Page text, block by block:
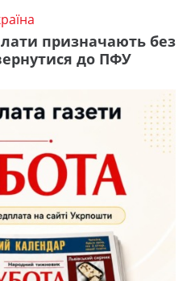
призначають без
до ПФУ